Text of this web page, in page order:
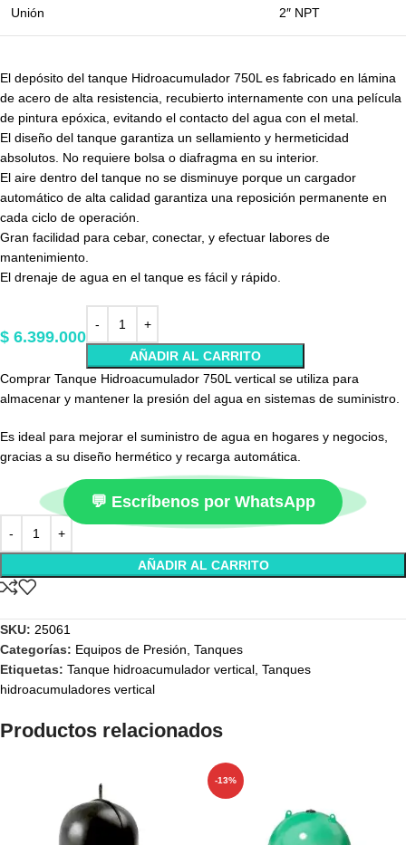
Unión 2″ NPT
El depósito del tanque Hidroacumulador 750L es fabricado en lámina
de acero de alta resistencia, recubierto internamente con una película
de pintura epóxica, evitando el contacto del agua con el metal.
El diseño del tanque garantiza un sellamiento y hermeticidad
absolutos. No requiere bolsa o diafragma en su interior.
El aire dentro del tanque no se disminuye porque un cargador
automático de alta calidad garantiza una reposición permanente en
cada ciclo de operación.
Gran facilidad para cebar, conectar, y efectuar labores de
mantenimiento.
El drenaje de agua en el tanque es fácil y rápido.
$ 6.399.000
AÑADIR AL CARRITO
Comprar Tanque Hidroacumulador 750L vertical se utiliza para
almacenar y mantener la presión del agua en sistemas de suministro.
Es ideal para mejorar el suministro de agua en hogares y negocios,
gracias a su diseño hermético y recarga automática.
💬 Escríbenos por WhatsApp
AÑADIR AL CARRITO
SKU: 25061
Categorías: Equipos de Presión Tanques
Etiquetas: Tanque hidroacumulador vertical Tanques
hidroacumuladores vertical
Productos relacionados
-13%